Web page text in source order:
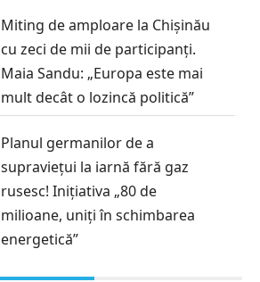
Miting de amploare la Chișinău
cu zeci de mii de participanți.
Maia Sandu: „Europa este mai
mult decât o lozincă politică”
Planul germanilor de a
supraviețui la iarnă fără gaz
rusesc! Inițiativa „80 de
milioane, uniți în schimbarea
energetică”